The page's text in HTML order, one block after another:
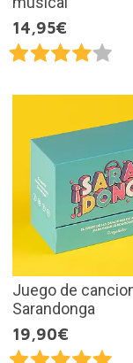
14,95€
Juego de
Sarandonga
19,90€